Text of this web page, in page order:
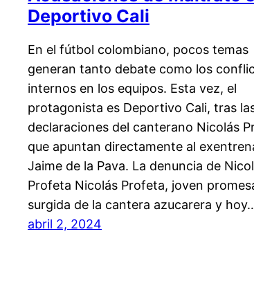
Deportivo Cali
En el fútbol colombiano, pocos temas
generan tanto debate como los
internos en los equipos. Esta vez, el
protagonista es Deportivo Cali, tras
declaraciones del canterano Nicolás
que apuntan directamente al
Jaime de la Pava. La denuncia de
Profeta Nicolás Profeta, joven
surgida de la cantera azucarera y
abril 2, 2024